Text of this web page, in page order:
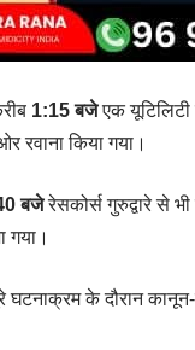
1:15 बजेएक यूटिलिटी
रवाना किया गया।
बजेरेसकोर्स गुरुद्वारे से
गया।
के दौरान कानून-